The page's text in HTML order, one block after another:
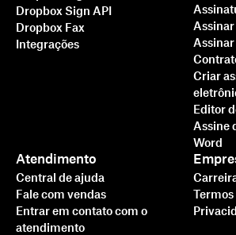
Dropbox Sign API
Dropbox Fax
Integrações
Assinar
Criar
Editor
Assine
Word
Atendimento
Central de ajuda
Fale com vendas
Entrar em contato com o
atendimento
Termos